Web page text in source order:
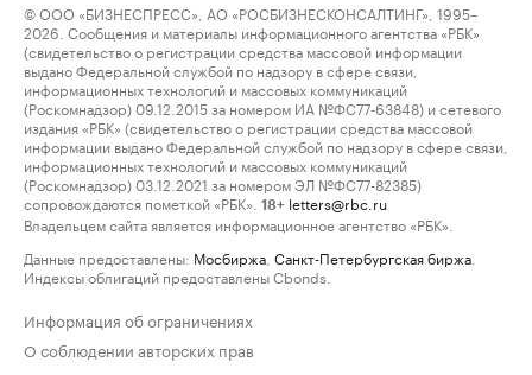
© ООО «БИЗНЕСПРЕСС», АО «РОСБИЗНЕСКОНСАЛТИНГ», 1995–
2026. Сообщения и материалы информационного агентства «РБК»
(свидетельство о регистрации средства массовой информации
выдано Федеральной службой по надзору в сфере связи,
информационных технологий и массовых коммуникаций
(Роскомнадзор) 09.12.2015 за номером ИА №ФС77-63848) и сетевого
издания «РБК» (свидетельство о регистрации средства массовой
информации выдано Федеральной службой по надзору в сфере связи,
информационных технологий и массовых коммуникаций
(Роскомнадзор) 03.12.2021 за номером ЭЛ №ФС77-82385)
сопровождаются пометкой «РБК».
18+ letters@rbc.ru
Владельцем сайта является информационное агентство «РБК».
Данные предоставлены: Мосбиржа Санкт-Петербургская биржа
Индексы облигаций предоставлены Cbonds.
Информация об ограничениях
О соблюдении авторских прав